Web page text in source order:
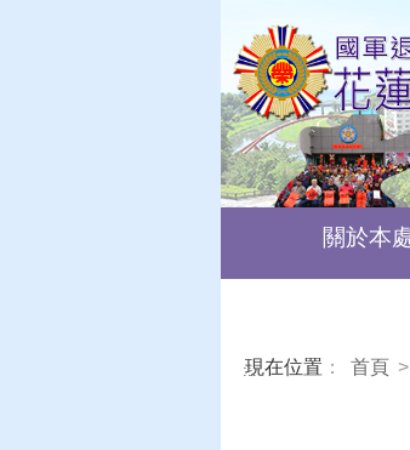
關於本
:::
現在位置 ： 首頁 >